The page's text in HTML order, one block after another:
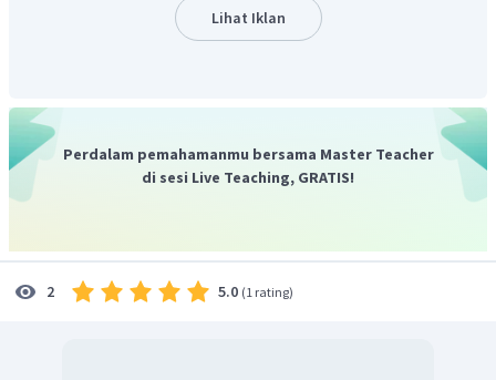
Pada ketinggian 7,5 m, Energi totalnya adalah
Lihat Iklan
Perdalam pemahamanmu bersama Master Teacher
di sesi Live Teaching, GRATIS!
2 5.0 (1 rating)